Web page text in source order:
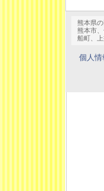
熊本県
熊本市
船町、
個人情